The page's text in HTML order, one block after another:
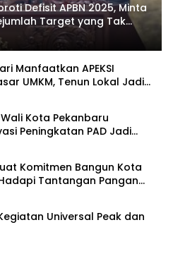
Defisit APBN 2025, Minta
Target yang Tak
Manfaatkan APEKSI
UMKM, Tenun Lokal Jadi
Kota Pekanbaru
Peningkatan PAD Jadi
Komitmen Bangun Kota
Tantangan Pangan
Universal Peak dan